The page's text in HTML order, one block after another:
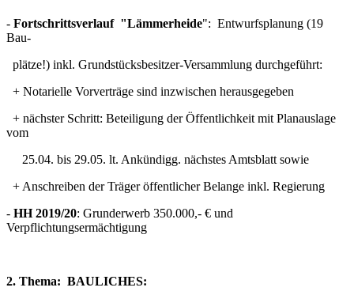
- Fortschrittsverlauf "Lämmerheide": Entwurfsplanung (19
Bau-
plätze!) inkl. Grundstücksbesitzer-Versammlung durchgeführt:
+ Notarielle Vorverträge sind inzwischen herausgegeben
+ nächster Schritt: Beteiligung der Öffentlichkeit mit Planauslage
vom
25.04. bis 29.05. lt. Ankündigg. nächstes Amtsblatt sowie
+ Anschreiben der Träger öffentlicher Belange inkl. Regierung
- HH 2019/20: Grunderwerb 350.000,- € und
Verpflichtungsermächtigung
2. Thema: BAULICHES: